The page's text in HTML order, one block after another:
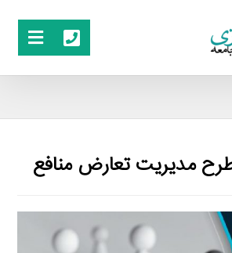
مدیریت تعارض منافع